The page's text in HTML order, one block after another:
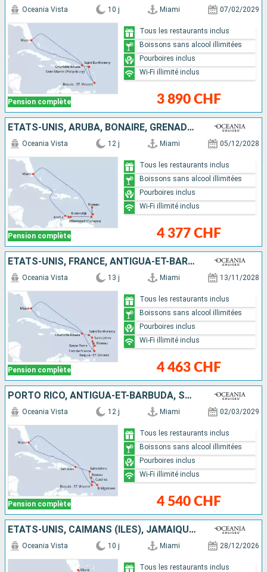
Pension complète
Oceania Vista 10 j Miami 07/02/2029
3 890 CHF
Tous les restaurants inclus
Boissons sans alcool illimitées
Pourboires inclus
Wi-Fi illimité inclus
ÉTATS-UNIS, ARUBA, BONAIRE, GRENADE, DOMINIQUE, SAINT VINCENT-ET-LES-GRENADINES
Pension complète
Oceania Vista 12 j Miami 05/12/2028
4 377 CHF
Tous les restaurants inclus
Boissons sans alcool illimitées
Pourboires inclus
Wi-Fi illimité inclus
ÉTATS-UNIS, FRANCE, ANTIGUA-ET-BARBUDA, MARTINIQUE, DOMINIQUE, GUADELOUPE, SAINT VINCENT-ET-LES-GRENADINES
Pension complète
Oceania Vista 13 j Miami 13/11/2028
4 463 CHF
Tous les restaurants inclus
Boissons sans alcool illimitées
Pourboires inclus
Wi-Fi illimité inclus
PORTO RICO, ANTIGUA-ET-BARBUDA, SAINTE-LUCIE, BARBADE, DOMINIQUE, SAINT VINCENT-ET-LES-GRENADINES, ÉTATS-UNIS
Pension complète
Oceania Vista 12 j Miami 02/03/2029
4 540 CHF
Tous les restaurants inclus
Boissons sans alcool illimitées
Pourboires inclus
Wi-Fi illimité inclus
ÉTATS-UNIS, CAÏMANS (ÎLES), JAMAÏQUE, HONDURAS, BELIZE, MEXIQUE
Oceania Vista 10 j Miami 28/12/2026
Tous les restaurants inclus